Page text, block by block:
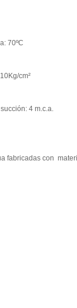
70ºC
cm²
4 m.c.a.
fabricadas con